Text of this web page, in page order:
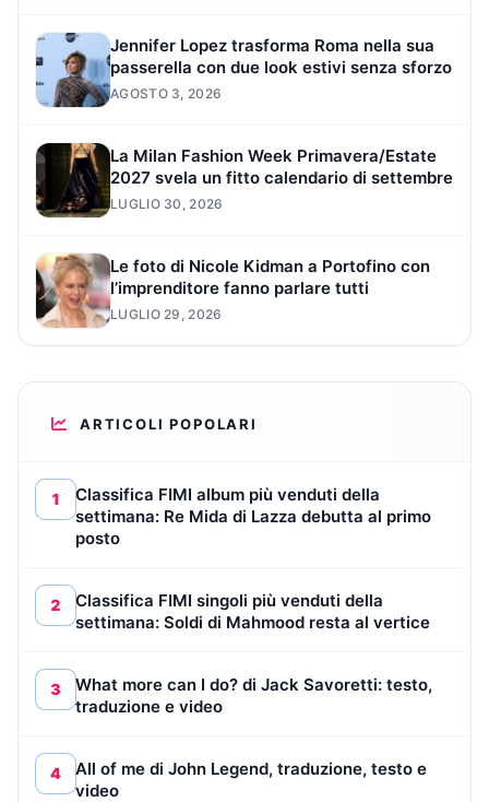
Jennifer Lopez trasforma Roma nella sua
passerella con due look estivi senza sforzo
AGOSTO 3, 2026
La Milan Fashion Week Primavera/Estate
2027 svela un fitto calendario di settembre
LUGLIO 30, 2026
Le foto di Nicole Kidman a Portofino con
l’imprenditore fanno parlare tutti
LUGLIO 29, 2026
ARTICOLI POPOLARI
1
Classifica FIMI album più venduti della
settimana: Re Mida di Lazza debutta al primo
posto
2
Classifica FIMI singoli più venduti della
settimana: Soldi di Mahmood resta al vertice
3
What more can I do? di Jack Savoretti: testo,
traduzione e video
4
All of me di John Legend, traduzione, testo e
video